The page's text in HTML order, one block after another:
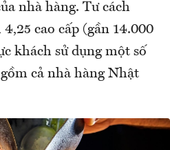
nhà hàng. Tư cách
cao cấp (gần 14.000
khách sử dụng một số
cả nhà hàng Nhật